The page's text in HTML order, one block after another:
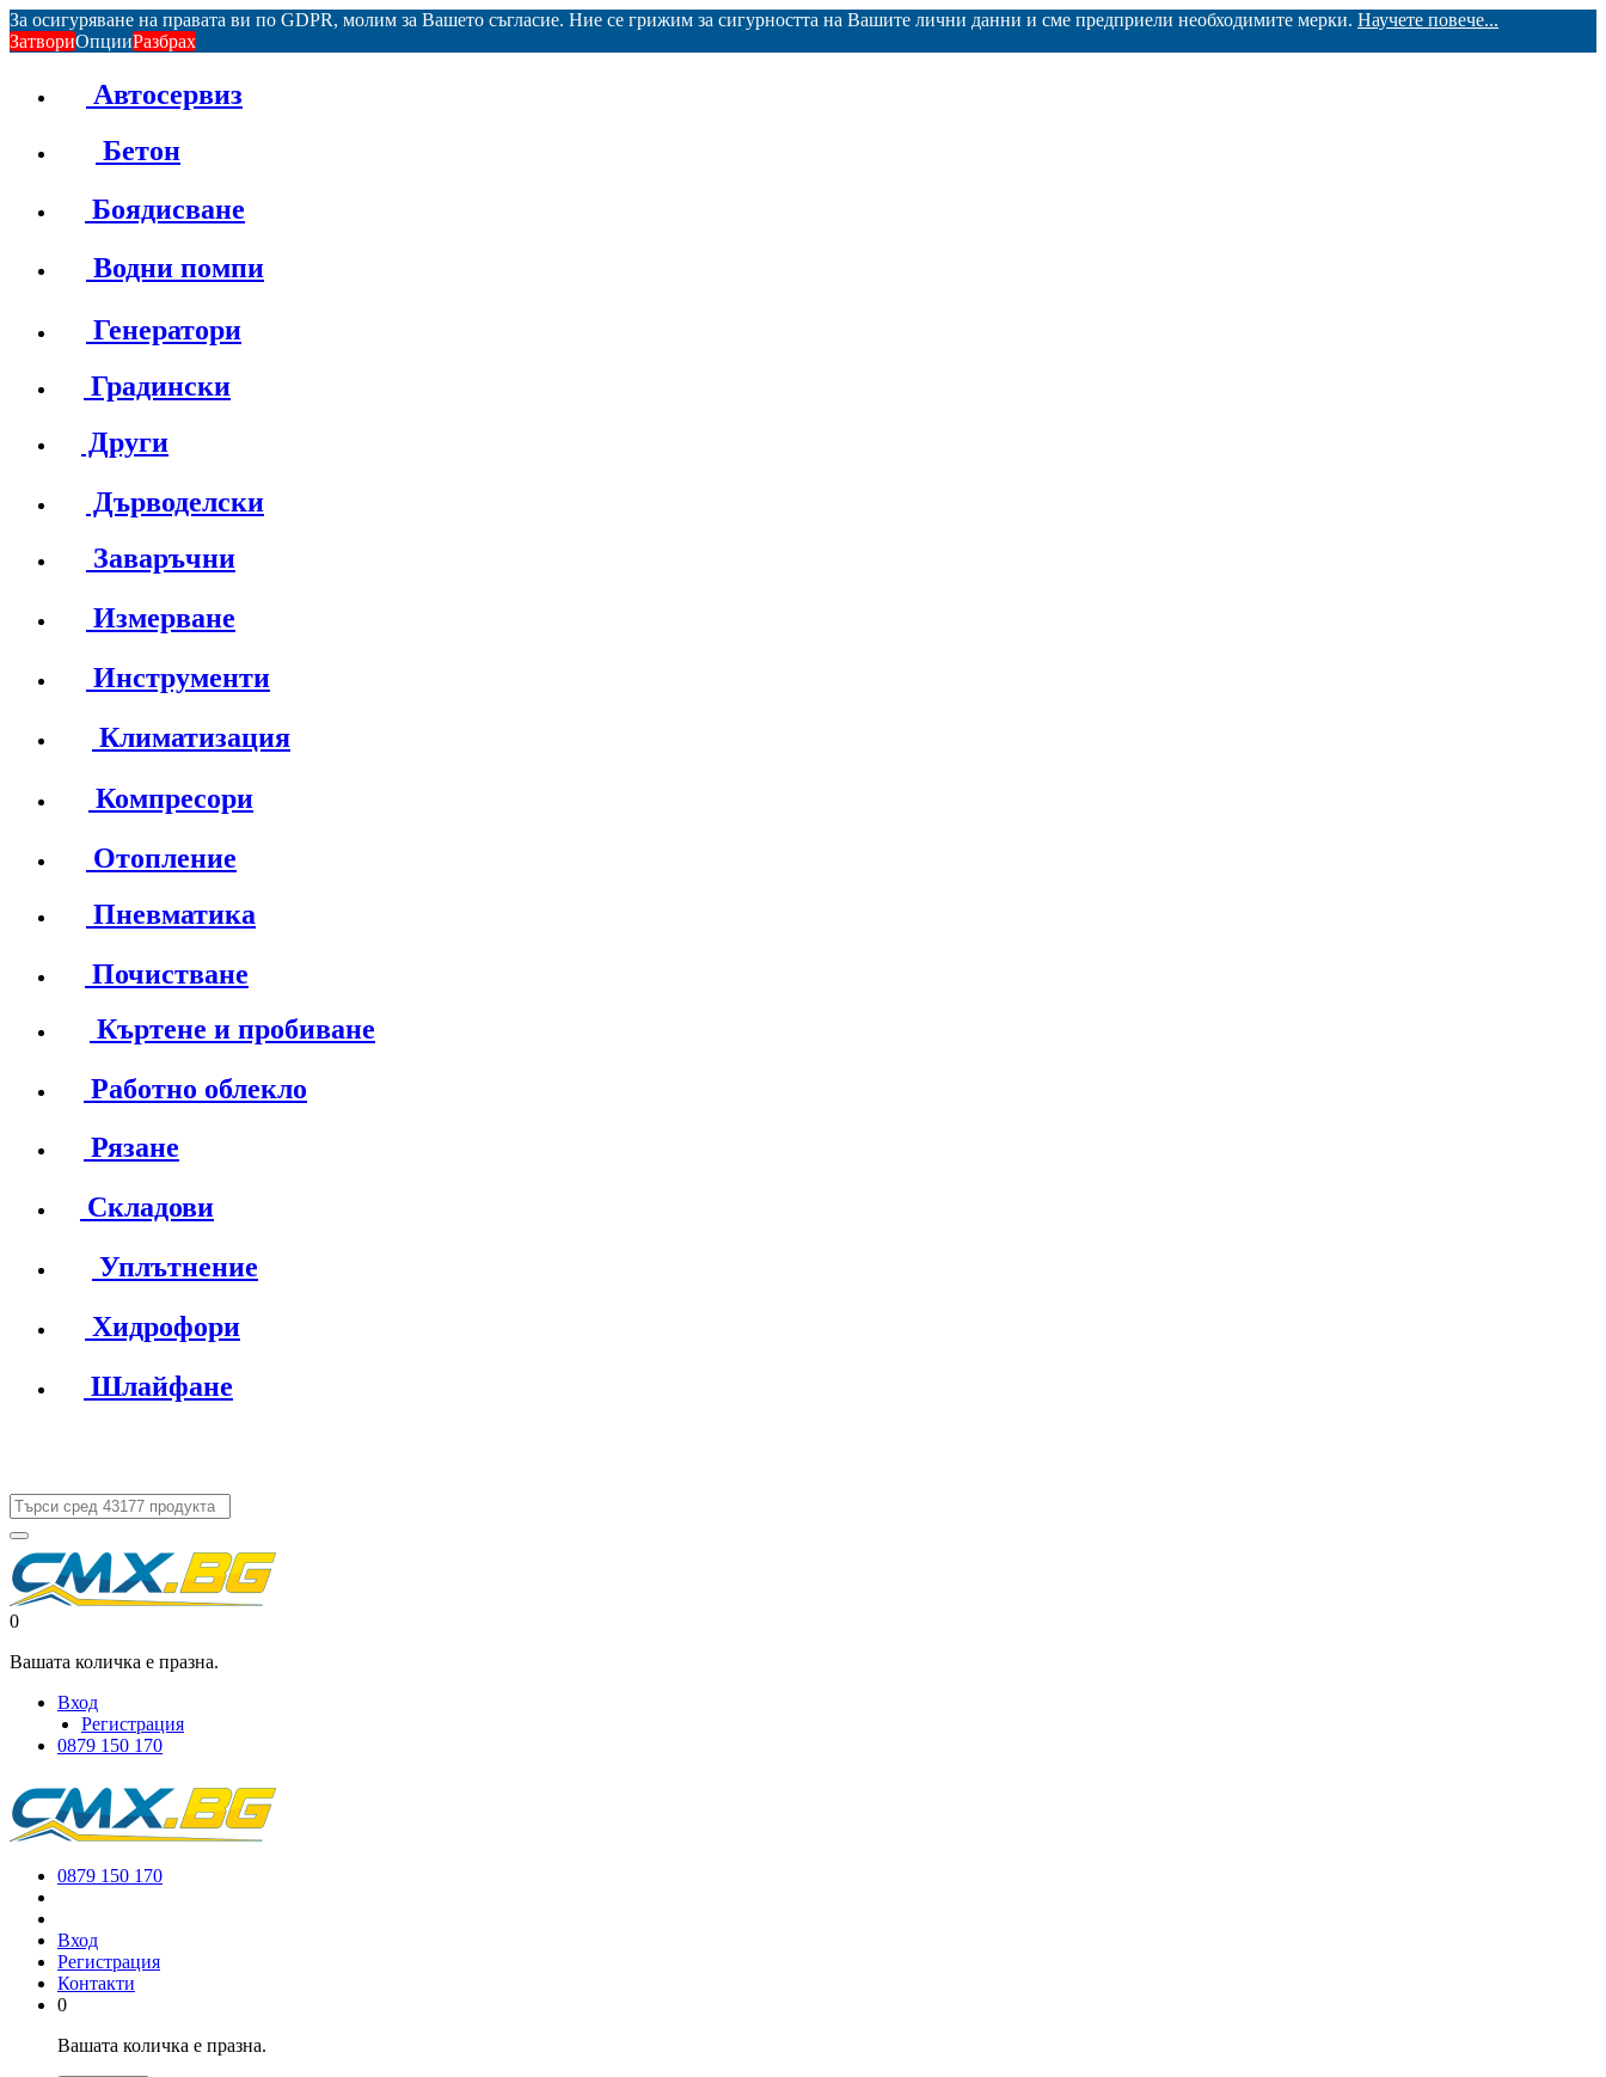
За осигуряване на правата ви по GDPR, молим за Вашето съгласие. Ние се грижим за сигурността на Вашите лични данни и сме предприели необходимите мерки. Научете повече...
ЗатвориОпцииРазбрах
Автосервиз
Бетон
Боядисване
Водни помпи
Генератори
Градински
Други
Дърводелски
Заваръчни
Измерване
Инструменти
Климатизация
Компресори
Отопление
Пневматика
Почистване
Къртене и пробиване
Работно облекло
Рязане
Складови
Уплътнение
Хидрофори
Шлайфане
0
Вашата количка е празна.
Вход
Регистрация
0879 150 170
0879 150 170
Вход
Регистрация
Контакти
0
Вашата количка е празна.